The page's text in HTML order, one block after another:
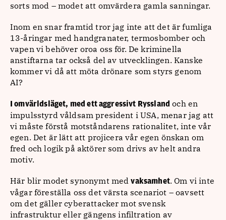
sorts mod – modet att omvärdera gamla sanningar.
Inom en snar framtid tror jag inte att det är fumliga
13-åringar med handgranater, termosbomber och
vapen vi behöver oroa oss för. De kriminella
anstiftarna tar också del av utvecklingen. Kanske
kommer vi då att möta drönare som styrs genom
AI?
I omvärldsläget, med ett aggressivt Ryssland och en
impulsstyrd våldsam president i USA, menar jag att
vi måste förstå motståndarens rationalitet, inte vår
egen. Det är lätt att projicera vår egen önskan om
fred och logik på aktörer som drivs av helt andra
motiv.
Här blir modet synonymt medvaksamhet. Om vi inte
vågar föreställa oss det värsta scenariot – oavsett
om det gäller cyberattacker mot svensk
infrastruktur eller gängens infiltration av